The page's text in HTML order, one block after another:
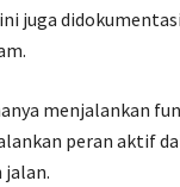
juga
menjalankan
peran aktif